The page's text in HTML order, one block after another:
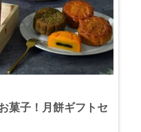
菓子！月餅ギフトセ